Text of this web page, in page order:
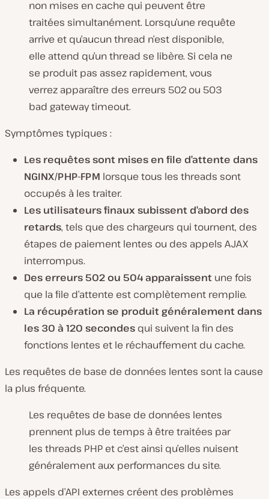
non mises en cache qui peuvent être
traitées simultanément. Lorsqu’une requête
arrive et qu’aucun thread n’est disponible,
elle attend qu’un thread se libère. Si cela ne
se produit pas assez rapidement, vous
verrez apparaître des erreurs 502 ou 503
bad gateway timeout.
Symptômes typiques :
Les requêtes sont mises en file d’attente dans
NGINX/PHP-FPM lorsque tous les threads sont
occupés à les traiter.
Les utilisateurs finaux subissent d’abord des
retards, tels que des chargeurs qui tournent, des
étapes de paiement lentes ou des appels AJAX
interrompus.
Des erreurs 502 ou 504 apparaissent une fois
que la file d’attente est complètement remplie.
La récupération se produit généralement dans
les 30 à 120 secondes qui suivent la fin des
fonctions lentes et le réchauffement du cache.
Les requêtes de base de données lentes sont la cause
la plus fréquente.
Les requêtes de base de données lentes
prennent plus de temps à être traitées par
les threads PHP et c’est ainsi qu’elles nuisent
généralement aux performances du site.
Les appels d’API externes créent des problèmes